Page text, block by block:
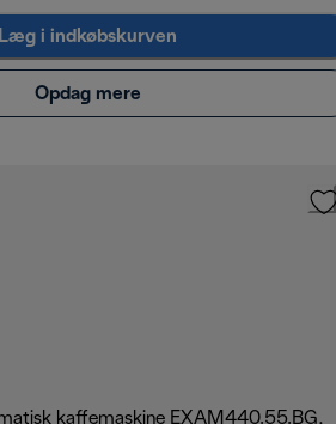
Læg i indkøbskurven
Opdag mere